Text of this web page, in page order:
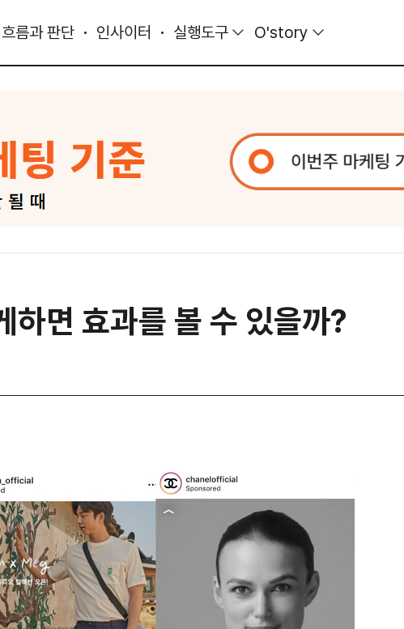
흐름과 판단 인사이터 실행도구 O'story
하면 효과를 볼 수 있을까?